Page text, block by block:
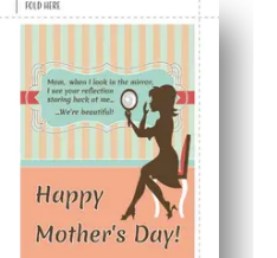
última hora: olvídate de ir a
espacio interior para tu
y flexible: imprime extras